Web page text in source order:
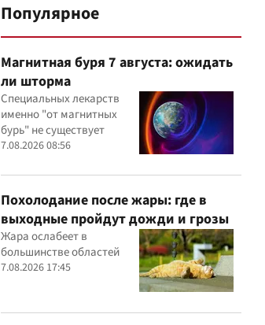
Популярное
Магнитная буря 7 августа: ожидать
ли шторма
Специальных лекарств
именно "от магнитных
бурь" не существует
7.08.2026 08:56
Похолодание после жары: где в
выходные пройдут дожди и грозы
Жара ослабеет в
большинстве областей
7.08.2026 17:45